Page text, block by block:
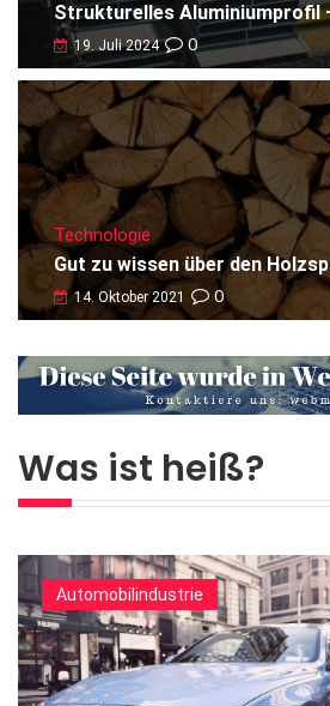
Strukturelles Aluminiumprofil
19. Juli 2024 0
Technologie
Gut zu wissen über den
14. Oktober 2021 0
Was ist heiß?
Automobilindustrie